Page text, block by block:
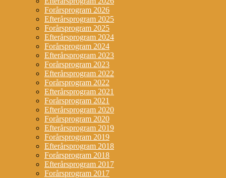
Forårsprogram 2026
Efterårsprogram 2025
Forårsprogram 2025
Efterårsprogram 2024
Forårsprogram 2024
Efterårsprogram 2023
Forårsprogram 2023
Efterårsprogram 2022
Forårsprogram 2022
Efterårsprogram 2021
Forårsprogram 2021
Efterårsprogram 2020
Forårsprogram 2020
Efterårsprogram 2019
Forårsprogram 2019
Efterårsprogram 2018
Forårsprogram 2018
Efterårsprogram 2017
Forårsprogram 2017